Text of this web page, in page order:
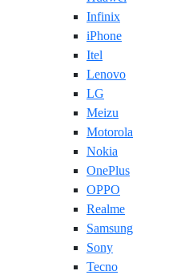
Infinix
iPhone
Itel
Lenovo
LG
Meizu
Motorola
Nokia
OnePlus
OPPO
Realme
Samsung
Sony
Tecno